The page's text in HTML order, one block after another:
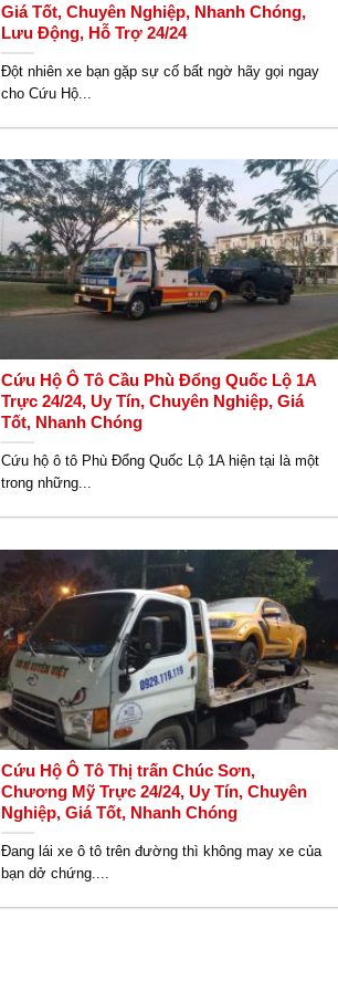
Giá Tốt, Chuyên Nghiệp, Nhanh Chóng,
Lưu Động, Hỗ Trợ 24/24
Đột nhiên xe bạn gặp sự cố bất ngờ hãy gọi ngay
cho Cứu Hộ...
Cứu Hộ Ô Tô Cầu Phù Đổng Quốc Lộ 1A
Trực 24/24, Uy Tín, Chuyên Nghiệp, Giá
Tốt, Nhanh Chóng
Cứu hộ ô tô Phù Đổng Quốc Lộ 1A hiện tại là một
trong những...
Cứu Hộ Ô Tô Thị trấn Chúc Sơn,
Chương Mỹ Trực 24/24, Uy Tín, Chuyên
Nghiệp, Giá Tốt, Nhanh Chóng
Đang lái xe ô tô trên đường thì không may xe của
bạn dở chứng....